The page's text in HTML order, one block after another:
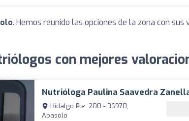
. Hemos reunido las opciones de la zona con
con mejores
Nutrióloga Paulina Saavedra
Hidalgo Pte. 200 - 36970,
Abasolo